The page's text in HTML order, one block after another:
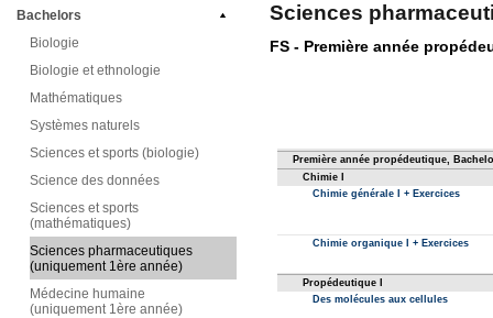
Bachelors
Biologie
Biologie et ethnologie
Mathématiques
Systèmes naturels
Sciences et sports (biologie)
Science des données
Sciences et sports
(mathématiques)
Sciences pharmaceutiques
(uniquement 1ère année)
Médecine humaine
(uniquement 1ère année)
Sciences